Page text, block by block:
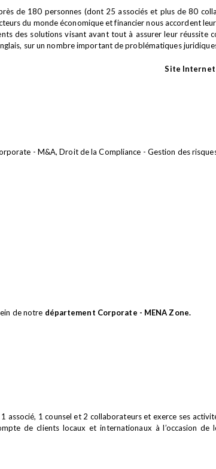
de 180 personnes (dont 25 associés et plus de 80
du monde économique et financier nous accordent
des solutions visant avant tout à assurer leur réussite
sur un nombre important de problématiques
Site Internet
- M&A, Droit de la Compliance - Gestion des
de notre département Corporate - MENA Zone.
associé, 1 counsel et 2 collaborateurs et exerce ses
de clients locaux et internationaux à l’occasion